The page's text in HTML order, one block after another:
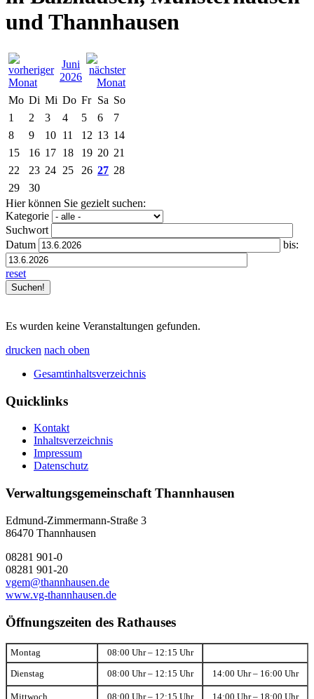
und Thannhausen
Juni
2026
Mo Di Mi Do Fr Sa So
1
2 3 4 5 6
7
8
9 10 11 12 13 14
15
16 17 18 19 20 21
22
23 24 25 26 27 28
29
30
Hier können Sie gezielt suchen:
Kategorie
Suchwort
Datum
bis:
reset
Es wurden keine Veranstaltungen gefunden.
drucken nach oben
Gesamtinhaltsverzeichnis
Quicklinks
Kontakt
Inhaltsverzeichnis
Impressum
Datenschutz
Verwaltungsgemeinschaft Thannhausen
Edmund-Zimmermann-Straße 3
86470 Thannhausen
08281 901-0
08281 901-20
vgem@thannhausen.de
www.vg-thannhausen.de
Öffnungszeiten des Rathauses
Montag 08:00 Uhr – 12:15 Uhr
Dienstag 08:00 Uhr – 12:15 Uhr 14:00 Uhr – 16:00 Uhr